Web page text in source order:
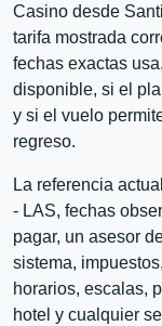
Casino desde
tarifa mostrada
fechas exactas
disponible, si el
y si el vuelo
regreso.
La referencia
- LAS, fechas
pagar, un asesor
sistema,
horarios, escalas,
hotel y cualquier